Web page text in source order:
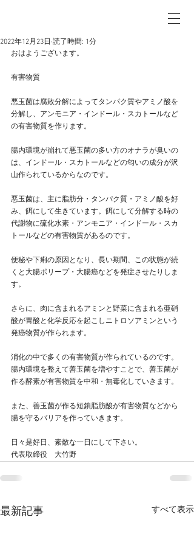
2022年12月23日 読了時間: 1分
おはようございます。
有害物質
悪玉菌は腐敗分解によってタンパク質やアミノ酸を
分解し、アンモニア・インドール・スカトールなど
の有害物質を作ります。
腸内環境が崩れて悪玉菌の多い方のオナラが臭いの
は、インドール・スカトールなどの匂いの成分が沢
山作られているからなのです。
悪玉菌は、主に脂肪分・タンパク質・アミノ酸を好
み、餌にして生きています。餌にして分解する時の
代謝物に硫化水素・アンモニア・インドール・スカ
トールなどの有害物質があるのです。
便秘や下痢の原因となり、長い期間、この状態が続
くと大腸ポリープ・大腸癌などを発症させたりしま
す。
さらに、肉に含まれるアミンと野菜に含まれる亜硝
酸が胃酸と化学反応を起こしニトロソアミンという
発癌物質が作られます。
消化の中で多くの有害物質が作られているのです。
腸内環境を整えて善玉菌を増やすことで、善玉菌が
作る酵素が有害物質を中和・無毒化していきます。
また、善玉菌が作る短鎖脂肪酸が有害物質などから
腸を守るバリアを作っていきます。
日々是好日、素敵な一日にして下さい。
代表取締役　大竹野
最新記事 すべて表示